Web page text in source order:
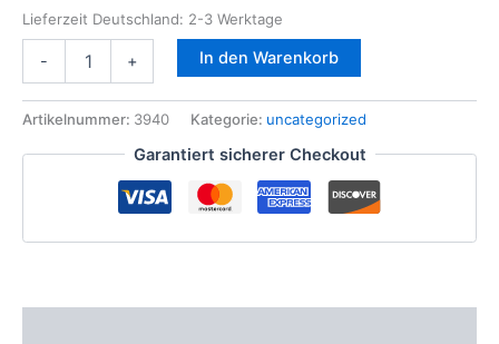
Lieferzeit Deutschland: 2-3 Werktage
-
Benzinfilter
6mm
Motorrad
Rasenmäher
+ In den Warenkorb
Artikelnummer: 3940 Kategorie: uncategorized
Garantiert sicherer Checkout